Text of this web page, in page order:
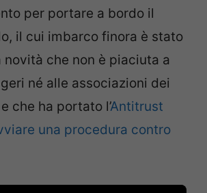
per portare a bordo il
il cui imbarco finora è stato
novità che non è piaciuta a
né alle associazioni dei
che ha portato l’Antitrust
una procedura contro